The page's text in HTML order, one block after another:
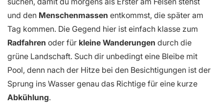
zum Maho Boutique Hotel
Sigiriya
Sigiriya ist der absolute Dreh- und Angelpunkt, wenn du
dieberühmte Felsenfestung